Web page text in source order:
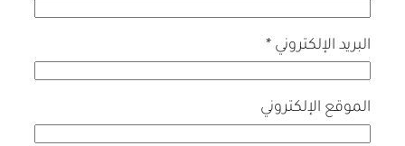
البريد الإلكتروني*
الموقع الإلكتروني